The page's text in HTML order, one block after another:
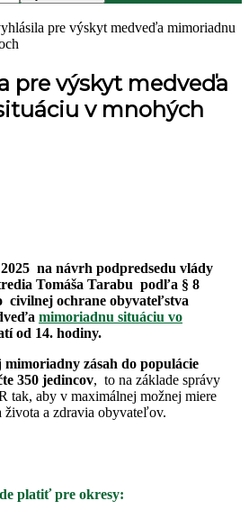
pre výskyt medveďa mimoriadnu
pre výskyt medveďa
v mnohých
na návrh podpredsedu vlády
Tomáša Tarabu podľa § 8
civilnej ochrane obyvateľstva
mimoriadnu situáciu vo
od 14. hodiny.
mimoriadny zásah do populácie
350 jedincov, to na základe správy
tak, aby v maximálnej možnej miere
života a zdravia obyvateľov.
platiť pre okresy: